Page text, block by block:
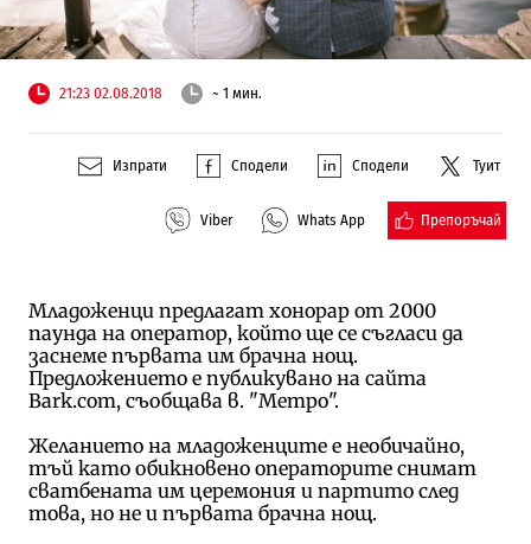
21:23 02.08.2018 ~ 1 мин.
Изпрати Сподели Сподели Туит
Viber Whats App Препоръчай
Младоженци предлагат хонорар от 2000
паунда на оператор, който ще се съгласи да
заснеме първата им брачна нощ.
Предложението е публикувано на сайта
Bark.com, съобщава в. "Метро".
Желанието на младоженците е необичайно,
тъй като обикновено операторите снимат
сватбената им церемония и партито след
това, но не и първата брачна нощ.